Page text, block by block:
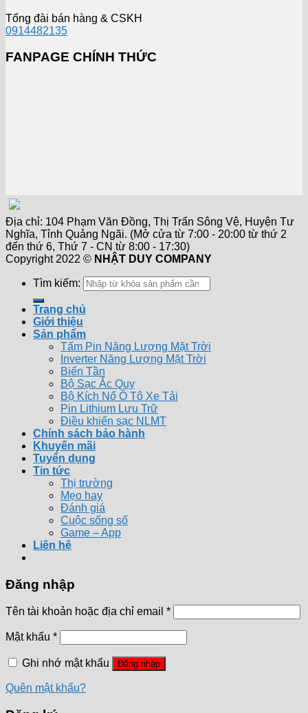
Tổng đài bán hàng & CSKH
0914482135
FANPAGE CHÍNH THỨC
Địa chỉ: 104 Phạm Văn Đồng, Thị Trấn Sông Vệ, Huyện Tư
Nghĩa, Tỉnh Quảng Ngãi. (Mở cửa từ 7:00 - 20:00 từ thứ 2
đến thứ 6, Thứ 7 - CN từ 8:00 - 17:30)
Copyright 2022 © NHẬT DUY COMPANY
Tìm kiếm:
Trang chủ
Giới thiệu
Sản phẩm
Tấm Pin Năng Lượng Mặt Trời
Inverter Năng Lượng Mặt Trời
Biến Tần
Bộ Sạc Ắc Quy
Bộ Kích Nổ Ô Tô Xe Tải
Pin Lithium Lưu Trữ
Điều khiển sạc NLMT
Chính sách bảo hành
Khuyến mãi
Tuyển dụng
Tin tức
Thị trường
Mẹo hay
Đánh giá
Cuộc sống số
Game – App
Liên hệ
Đăng nhập
Tên tài khoản hoặc địa chỉ email *
Mật khẩu *
Ghi nhớ mật khẩu Đăng nhập
Quên mật khẩu?